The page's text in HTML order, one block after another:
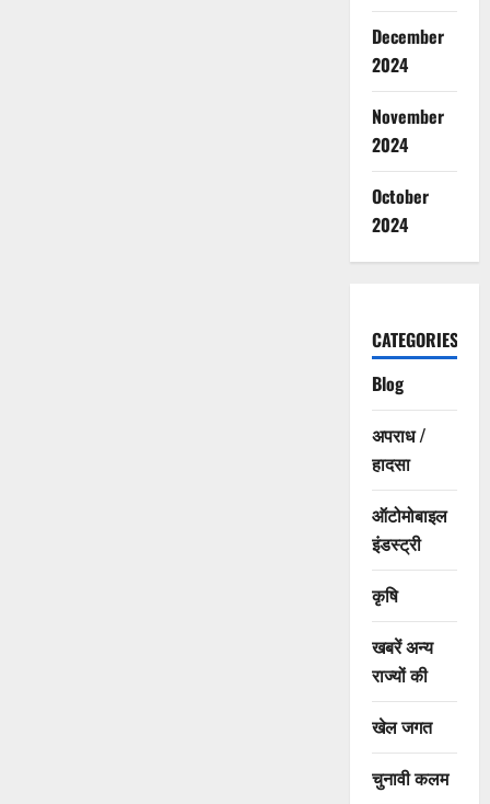
December
2024
November
2024
October
2024
CATEGORIES
Blog
अपराध /
हादसा
ऑटोमोबाइल
इंडस्ट्री
कृषि
खबरें अन्य
राज्यों की
खेल जगत
चुनावी कलम